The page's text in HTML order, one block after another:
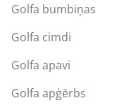
Golfa bumbiņas
Golfa cimdi
Golfa apavi
Golfa apģērbs